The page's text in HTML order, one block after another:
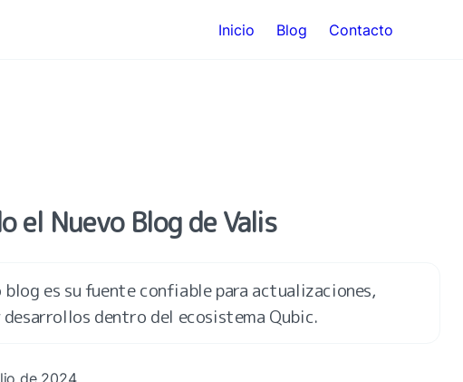
Inicio Blog Contacto
el Nuevo Blog de Valis
blog es su fuente confiable para actualizaciones,
dentro del ecosistema Qubic.
de 2024.